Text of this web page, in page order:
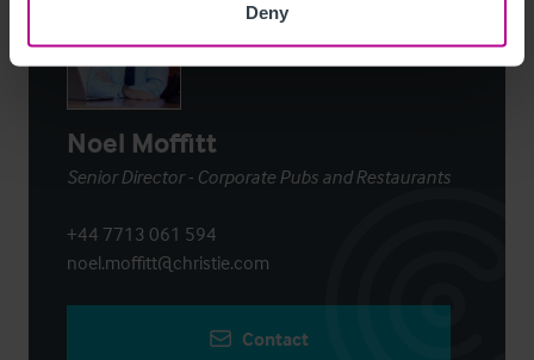
Deny
Noel Moffitt
Senior Director - Corporate Pubs and Restaurants
+44 7713 061 594
noel.moffitt@christie.com
Contact